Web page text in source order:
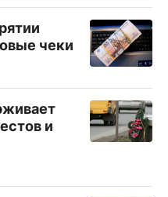
чеки
и